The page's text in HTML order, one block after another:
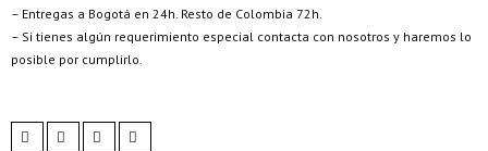
– Entregas a Bogotá en 24h. Resto de Colombia 72h.
– Si tienes algún requerimiento especial contacta con nosotros y haremos lo
posible por cumplirlo.